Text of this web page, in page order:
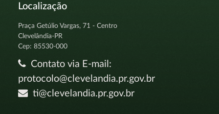
Localização
Praça Getúlio Vargas, 71 - Centro
Clevelândia-PR
Cep: 85530-000
Contato via E-mail:
protocolo@clevelandia.pr.gov.br
ti@clevelandia.pr.gov.br